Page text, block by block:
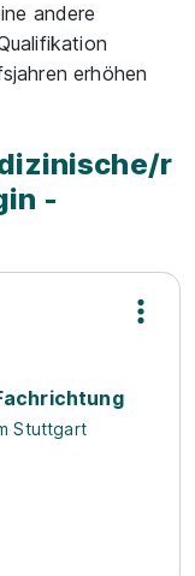
andere
erhöhen
r
-
Stuttgart